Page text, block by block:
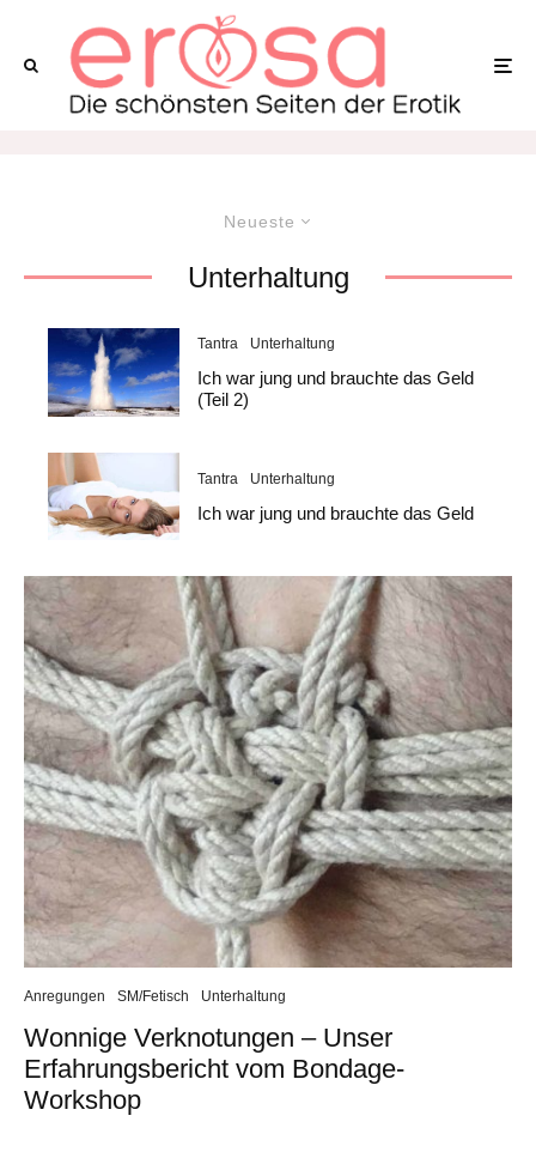
Neueste
Unterhaltung
Tantra Unterhaltung
Ich war jung und brauchte das Geld
(Teil 2)
Tantra Unterhaltung
Ich war jung und brauchte das Geld
Anregungen SM/Fetisch Unterhaltung
Wonnige Verknotungen – Unser
Erfahrungsbericht vom Bondage-
Workshop